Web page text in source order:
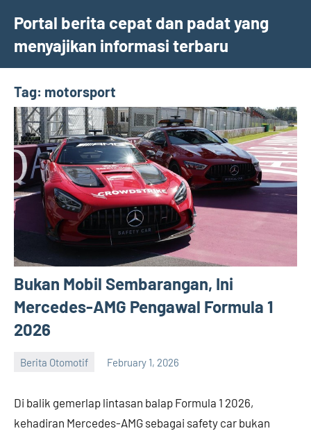
content
Portal berita cepat dan padat yang
menyajikan informasi terbaru
Tag: motorsport
Bukan Mobil Sembarangan, Ini
Mercedes-AMG Pengawal Formula 1
2026
Berita Otomotif February 1, 2026
Di balik gemerlap lintasan balap Formula 1 2026,
kehadiran Mercedes-AMG sebagai safety car bukan